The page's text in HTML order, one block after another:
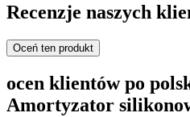
Recenzje naszych
Oceń ten produkt
ocen klientów po
Amortyzator